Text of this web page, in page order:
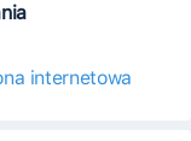
internetowa